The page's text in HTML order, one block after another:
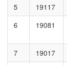
5
19117
6
19081
7 19017